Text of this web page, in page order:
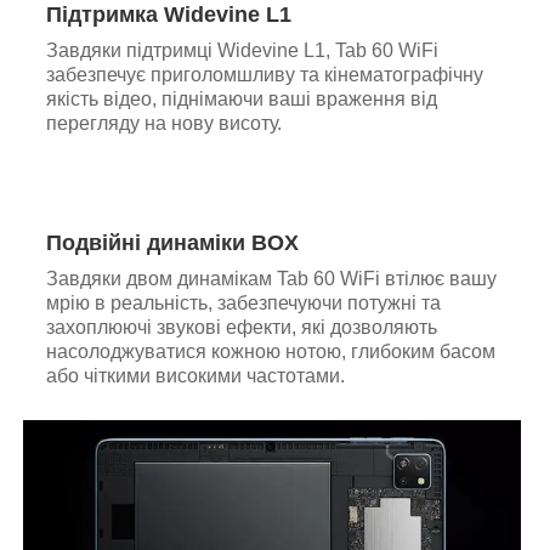
Підтримка Widevine L1
Завдяки підтримці Widevine L1, Tab 60 WiFi
забезпечує приголомшливу та кінематографічну
якість відео, піднімаючи ваші враження від
перегляду на нову висоту.
Подвійні динаміки BOX
Завдяки двом динамікам Tab 60 WiFi втілює вашу
мрію в реальність, забезпечуючи потужні та
захоплюючі звукові ефекти, які дозволяють
насолоджуватися кожною нотою, глибоким басом
або чіткими високими частотами.